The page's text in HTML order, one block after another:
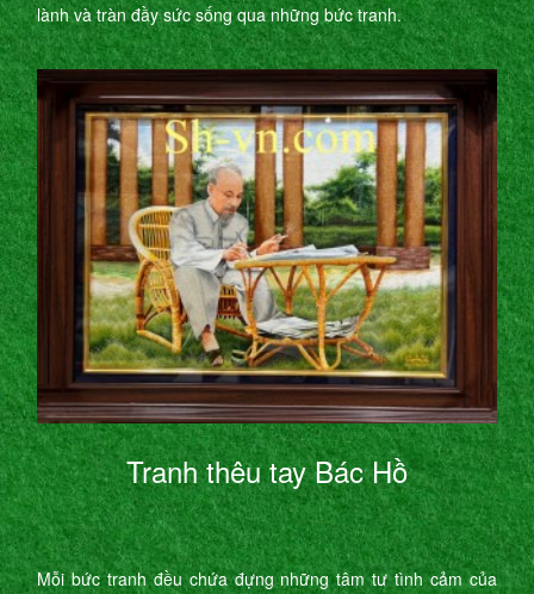
lành và tràn đầy sức sống qua những bức tranh.
Tranh thêu tay Bác Hồ
Mỗi bức tranh đều chứa đựng những tâm tư tình cảm của